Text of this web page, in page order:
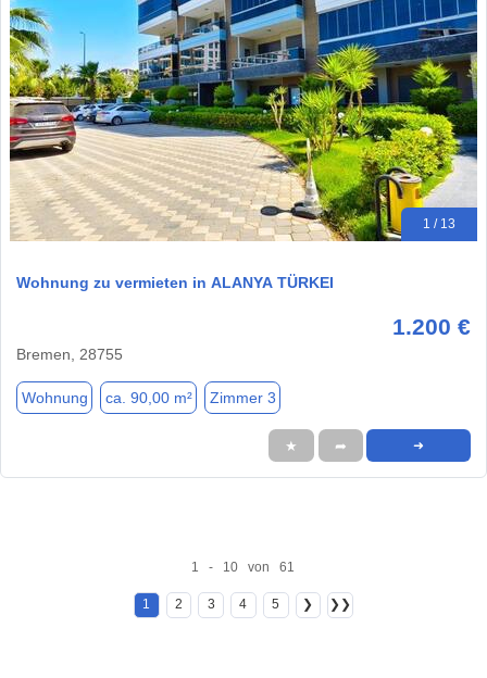
1 / 13
Wohnung zu vermieten in ALANYA TÜRKEI
1.200 €
Bremen, 28755
Wohnung ca. 90,00 m² Zimmer 3
★ ➦ ➜
1 - 10 von 61
1 2 3 4 5 ❯ ❯❯